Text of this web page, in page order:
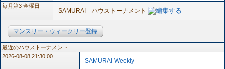
毎月第3 金曜日
SAMURAI ハウストーナメント
マンスリー・ウィークリー登録
最近のハウストーナメント
2026-08-08 21:30:00
SAMURAI Weekly